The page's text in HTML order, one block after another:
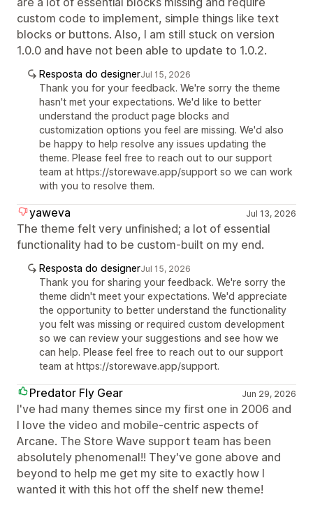
custom code to implement, simple things like text
blocks or buttons. Also, I am still stuck on version
1.0.0 and have not been able to update to 1.0.2.
Resposta do designerJul 15, 2026
Thank you for your feedback. We're sorry the theme
hasn't met your expectations. We'd like to better
understand the product page blocks and
customization options you feel are missing. We'd also
be happy to help resolve any issues updating the
theme. Please feel free to reach out to our support
team at https://storewave.app/support so we can work
with you to resolve them.
yaweva Jul 13, 2026
The theme felt very unfinished; a lot of essential
functionality had to be custom-built on my end.
Resposta do designerJul 15, 2026
Thank you for sharing your feedback. We're sorry the
theme didn't meet your expectations. We'd appreciate
the opportunity to better understand the functionality
you felt was missing or required custom development
so we can review your suggestions and see how we
can help. Please feel free to reach out to our support
team at https://storewave.app/support.
Predator Fly Gear Jun 29, 2026
I've had many themes since my first one in 2006 and
I love the video and mobile-centric aspects of
Arcane. The Store Wave support team has been
absolutely phenomenal!! They've gone above and
beyond to help me get my site to exactly how I
wanted it with this hot off the shelf new theme!